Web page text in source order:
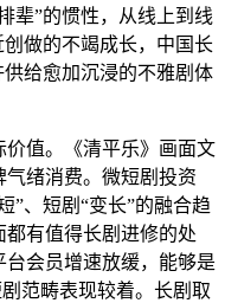
辈”的惯性，从线上到线
做的不竭成长，中国长
给愈加沉浸的不雅剧体
值。《清平乐》画面文
绪消费。微短剧投资
”、短剧“变长”的融合趋
有值得长剧进修的处
会员增速放缓，能够是
范畴表现较着。长剧取